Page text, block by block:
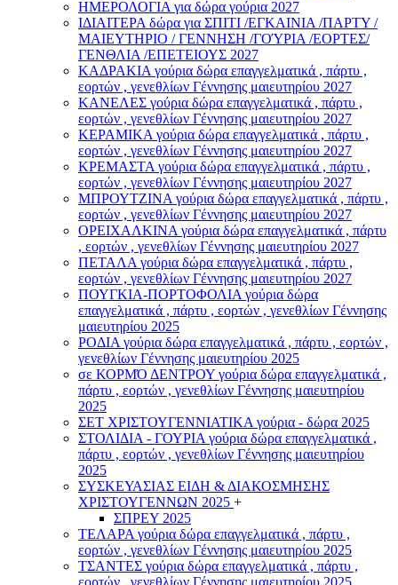
ΗΜΕΡΟΛΟΓΙΑ για δώρα γούρια 2027
ΙΔΙΑΙΤΕΡΑ δώρα για ΣΠΙΤΙ /ΕΓΚΑΙΝΙΑ /ΠΑΡΤΥ /
ΜΑΙΕΥΤΗΡΙΟ / ΓΕΝΝΗΣΗ /ΓΟΎΡΙΑ /ΕΟΡΤΕΣ/
ΓΕΝΘΛΙΑ /ΕΠΕΤΕΙΟΥΣ 2027
ΚΑΔΡΑΚΙΑ γούρια δώρα επαγγελματικά , πάρτυ ,
εορτών , γενεθλίων Γέννησης μαιευτηρίου 2027
ΚΑΝΕΛΕΣ γούρια δώρα επαγγελματικά , πάρτυ ,
εορτών , γενεθλίων Γέννησης μαιευτηρίου 2027
ΚΕΡΑΜΙΚΑ γούρια δώρα επαγγελματικά , πάρτυ ,
εορτών , γενεθλίων Γέννησης μαιευτηρίου 2027
ΚΡΕΜΑΣΤΑ γούρια δώρα επαγγελματικά , πάρτυ ,
εορτών , γενεθλίων Γέννησης μαιευτηρίου 2027
ΜΠΡΟΥΤΖΙΝΑ γούρια δώρα επαγγελματικά , πάρτυ ,
εορτών , γενεθλίων Γέννησης μαιευτηρίου 2027
ΟΡΕΙΧΑΛΚΙΝΑ γούρια δώρα επαγγελματικά , πάρτυ
, εορτών , γενεθλίων Γέννησης μαιευτηρίου 2027
ΠΕΤΑΛΑ γούρια δώρα επαγγελματικά , πάρτυ ,
εορτών , γενεθλίων Γέννησης μαιευτηρίου 2027
ΠΟΥΓΚΙΑ-ΠΟΡΤΟΦΟΛΙΑ γούρια δώρα
επαγγελματικά , πάρτυ , εορτών , γενεθλίων Γέννησης
μαιευτηρίου 2025
ΡΟΔΙΑ γούρια δώρα επαγγελματικά , πάρτυ , εορτών ,
γενεθλίων Γέννησης μαιευτηρίου 2025
σε ΚΟΡΜΌ ΔΕΝΤΡΟΥ γούρια δώρα επαγγελματικά ,
πάρτυ , εορτών , γενεθλίων Γέννησης μαιευτηρίου
2025
ΣΕΤ ΧΡΙΣΤΟΥΓΕΝΝΙΑΤΙΚΑ γούρια - δώρα 2025
ΣΤΟΛΙΔΙΑ - ΓΟΥΡΙΑ γούρια δώρα επαγγελματικά ,
πάρτυ , εορτών , γενεθλίων Γέννησης μαιευτηρίου
2025
ΣΥΣΚΕΥΑΣΙΑΣ ΕΙΔΗ & ΔΙΑΚΟΣΜΗΣΗΣ
ΧΡΙΣΤΟΥΓΕΝΝΩΝ 2025 +
ΣΠΡΕΥ 2025
ΤΕΛΑΡΑ γούρια δώρα επαγγελματικά , πάρτυ ,
εορτών , γενεθλίων Γέννησης μαιευτηρίου 2025
ΤΣΑΝΤΕΣ γούρια δώρα επαγγελματικά , πάρτυ ,
εορτών , γενεθλίων Γέννησης μαιευτηρίου 2025